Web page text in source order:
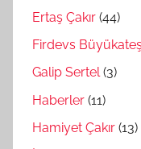
Ertaş Çakır (44)
Firdevs Büyükateş
Galip Sertel(3)
Haberler (11)
Hamiyet Çakır (13)